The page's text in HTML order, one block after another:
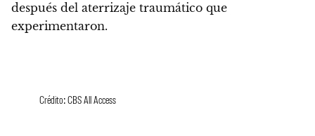
después del aterrizaje traumático que
experimentaron.
Crédito: CBS All Access